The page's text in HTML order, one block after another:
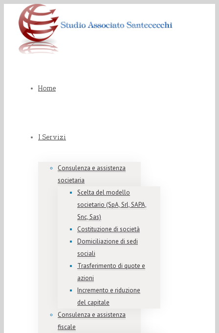
Home
I Servizi
Consulenza e assistenza
societaria
Scelta del modello
societario (SpA, Srl, SAPA,
Snc, Sas)
Costituzione di società
Domiciliazione di sedi
sociali
Trasferimento di quote e
azioni
Incremento e riduzione
del capitale
Consulenza e assistenza
fiscale